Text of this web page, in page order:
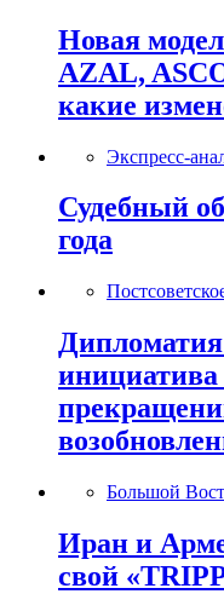
Новая
AZAL,
какие
Экспресс-
Судебный
года
инициатива
Большой
Иран и
свой